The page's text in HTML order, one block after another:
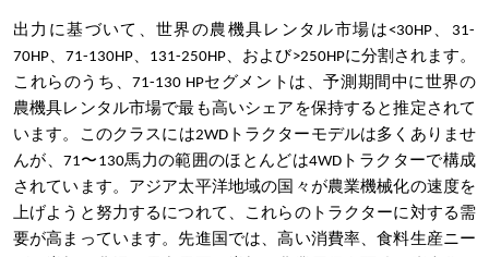
出力に基づいて、世界の農機具レンタル市場は<30HP、31-
70HP、71-130HP、131-250HP、および>250HPに分割されます。
これらのうち、71-130 HPセグメントは、予測期間中に世界の
農機具レンタル市場で最も高いシェアを保持すると推定されて
います。このクラスには2WDトラクターモデルは多くありませ
んが、71〜130馬力の範囲のほとんどは4WDトラクターで構成
されています。アジア太平洋地域の国々が農業機械化の速度を
上げようと努力するにつれて、これらのトラクターに対する需
要が高まっています。先進国では、高い消費率、食料生産ニー